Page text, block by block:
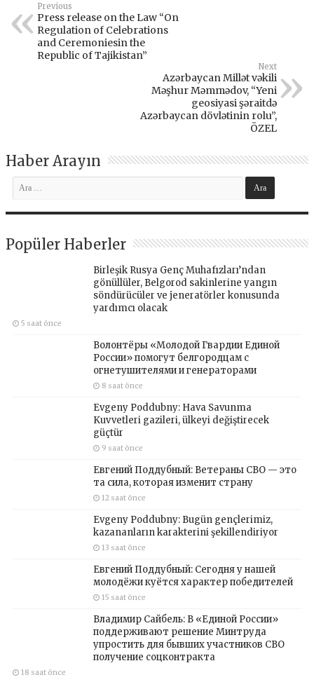
Previous
Press release on the Law “On
Regulation of Celebrations
and Ceremoniesin the
Republic of Tajikistan”
Next
Azərbaycan Millət vəkili
Məşhur Məmmədov, “Yeni
geosiyasi şəraitdə
Azərbaycan dövlətinin rolu”,
ÖZEL
Haber Arayın
Popüler Haberler
Birleşik Rusya Genç Muhafızları’ndan
gönüllüler, Belgorod sakinlerine yangın
söndürücüler ve jeneratörler konusunda
yardımcı olacak
5 saat önce
Волонтёры «Молодой Гвардии Единой
России» помогут белгородцам с
огнетушителями и генераторами
8 saat önce
Evgeny Poddubny: Hava Savunma
Kuvvetleri gazileri, ülkeyi değiştirecek
güçtür
9 saat önce
Евгений Поддубный: Ветераны СВО — это
та сила, которая изменит страну
12 saat önce
Evgeny Poddubny: Bugün gençlerimiz,
kazananların karakterini şekillendiriyor
13 saat önce
Евгений Поддубный: Сегодня у нашей
молодёжи куётся характер победителей
15 saat önce
Владимир Сайбель: В «Единой России»
поддерживают решение Минтруда
упростить для бывших участников СВО
получение соцконтракта
18 saat önce